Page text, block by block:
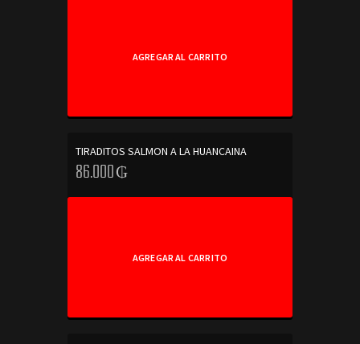
AGREGAR AL CARRITO
TIRADITOS SALMON A LA HUANCAINA
86.000₲
AGREGAR AL CARRITO